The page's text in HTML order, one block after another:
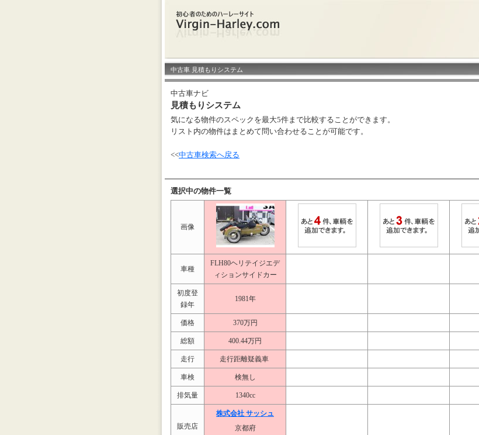
中古車 見積もりシステム
中古車ナビ
見積もりシステム
気になる物件のスペックを最大5件まで比較することができます。
リスト内の物件はまとめて問い合わせることが可能です。
<<中古車検索へ戻る
選択中の物件一覧
画像
車種
FLH80ヘリテイジエデ
ィションサイドカー
初度登
録年
1981年
価格 370万円
総額 400.44万円
走行 走行距離疑義車
車検 検無し
排気量 1340cc
販売店
株式会社 サッシュ
京都府